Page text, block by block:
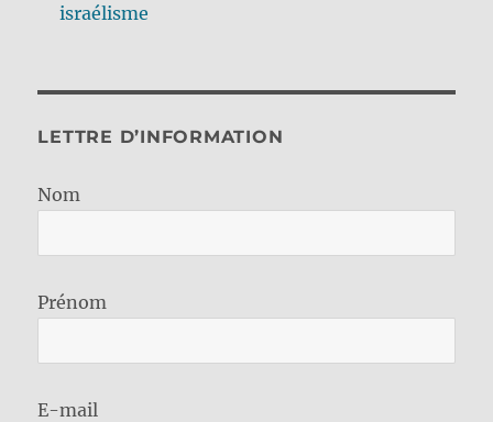
israélisme
LETTRE D’INFORMATION
Nom
Prénom
E-mail